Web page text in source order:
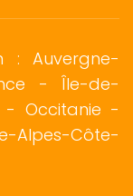
: Auvergne-
- Île-de-
- Occitanie -
Alpes-Côte-